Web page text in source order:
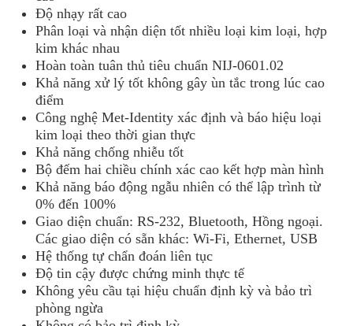
Độ nhạy rất cao
Phân loại và nhận diện tốt nhiều loại kim loại, hợp
kim khác nhau
Hoàn toàn tuân thủ tiêu chuẩn NIJ-0601.02
Khả năng xử lý tốt không gây ùn tắc trong lúc cao
điểm
Công nghệ Met-Identity xác định và báo hiệu loại
kim loại theo thời gian thực
Khả năng chống nhiễu tốt
Bộ đếm hai chiều chính xác cao kết hợp màn hình
Khả năng báo động ngẫu nhiên có thể lập trình từ
0% đến 100%
Giao diện chuẩn: RS-232, Bluetooth, Hồng ngoại.
Các giao diện có sẵn khác: Wi-Fi, Ethernet, USB
Hệ thống tự chẩn đoán liên tục
Độ tin cậy được chứng minh thực tế
Không yêu cầu tại hiệu chuẩn định kỳ và bảo trì
phòng ngừa